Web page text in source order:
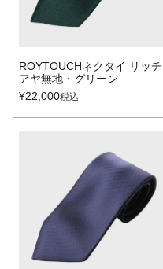
ROYTOUCHネクタイ リッチ
アヤ無地・グリーン
¥22,000税込